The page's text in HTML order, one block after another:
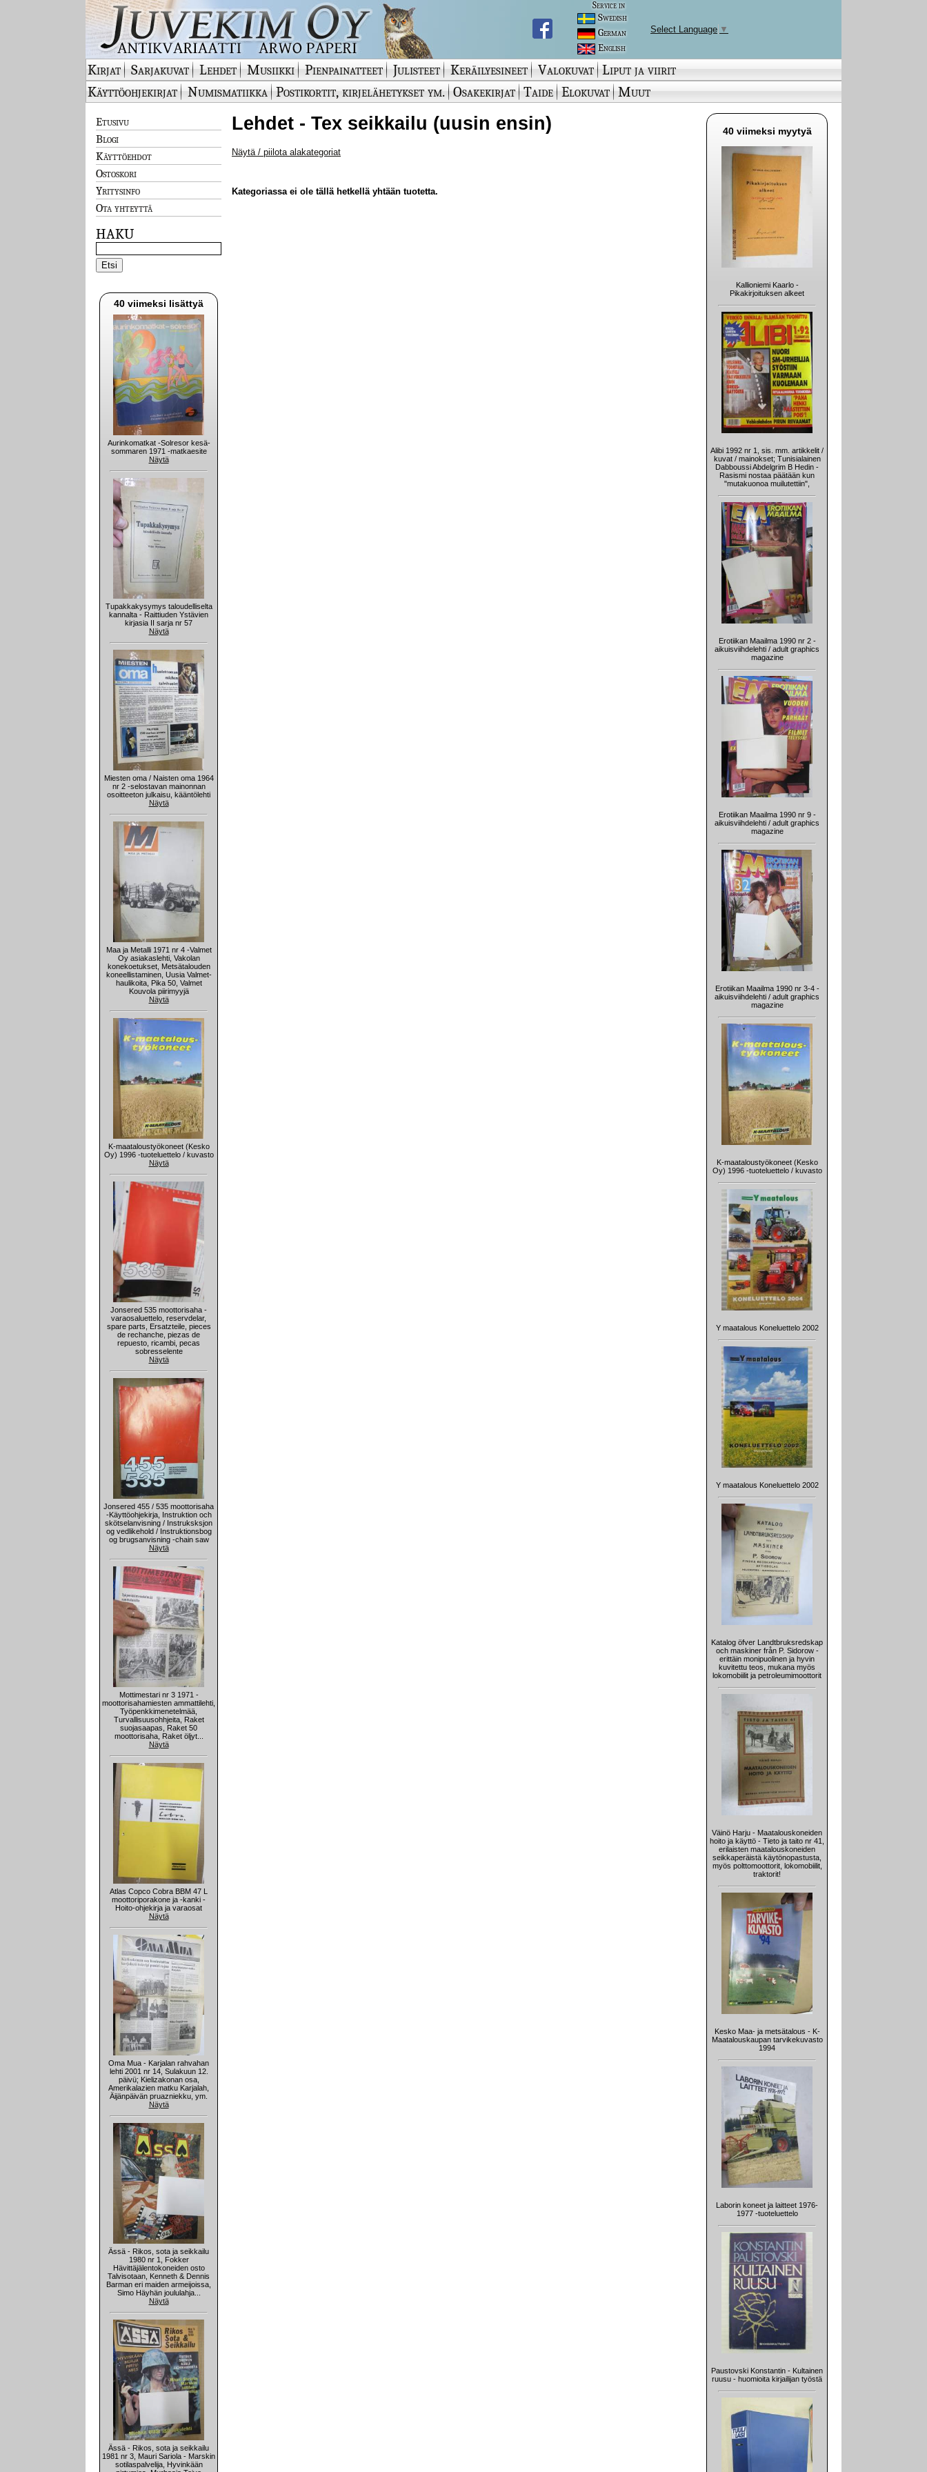
Service in
Swedish
German
English
Select Language ▼
Kirjat Sarjakuvat Lehdet Musiikki Pienpainatteet Julisteet Keräilyesineet Valokuvat Liput ja viirit
Käyttöohjekirjat
Numismatiikka Postikortit, kirjelähetykset ym. Osakekirjat Taide Elokuvat Muut
Etusivu
Blogi
Käyttöehdot
Ostoskori
Yritysinfo
Ota yhteyttä
HAKU
40 viimeksi lisättyä
Aurinkomatkat -Solresor kesä-
sommaren 1971 -matkaesite
Näytä
Tupakkakysymys taloudelliselta
kannalta - Raittiuden Ystävien
kirjasia II sarja nr 57
Näytä
Miesten oma / Naisten oma 1964
nr 2 -selostavan mainonnan
osoitteeton julkaisu, kääntölehti
Näytä
Maa ja Metalli 1971 nr 4 -Valmet
Oy asiakaslehti, Vakolan
konekoetukset, Metsätalouden
koneellistaminen, Uusia Valmet-
haulikoita, Pika 50, Valmet
Kouvola piirimyyjä
Näytä
K-maataloustyökoneet (Kesko
Oy) 1996 -tuoteluettelo / kuvasto
Näytä
Jonsered 535 moottorisaha -
varaosaluettelo, reservdelar,
spare parts, Ersatzteile, pieces
de rechanche, piezas de
repuesto, ricambi, pecas
sobresselente
Näytä
Jonsered 455 / 535 moottorisaha
-Käyttöohjekirja, Instruktion och
skötselanvisning / Instruksksjon
og vedlikehold / Instruktionsbog
og brugsanvisning -chain saw
Näytä
Mottimestari nr 3 1971 -
moottorisahamiesten ammattilehti,
Työpenkkimenetelmää,
Turvallisuusohhjeita, Raket
suojasaapas, Raket 50
moottorisaha, Raket öljyt...
Näytä
Atlas Copco Cobra BBM 47 L
moottoriporakone ja -kanki -
Hoito-ohjekirja ja varaosat
Näytä
Oma Mua - Karjalan rahvahan
lehti 2001 nr 14, Sulakuun 12.
päivü; Kielizakonan osa,
Amerikalazien matku Karjalah,
Äijänpäivän pruazniekku, ym.
Näytä
Ässä - Rikos, sota ja seikkailu
1980 nr 1, Fokker
Hävittäjälentokoneiden osto
Talvisotaan, Kenneth & Dennis
Barman eri maiden armeijoissa,
Simo Häyhän joululahja...
Näytä
Ässä - Rikos, sota ja seikkailu
1981 nr 3, Mauri Sariola - Marskin
sotilaspalvelija, Hyvinkään
Lehdet - Tex seikkailu (uusin ensin)
Näytä / piilota alakategoriat
Kategoriassa ei ole tällä hetkellä yhtään tuotetta.
40 viimeksi myytyä
Kallioniemi Kaarlo -
Pikakirjoituksen alkeet
Alibi 1992 nr 1, sis. mm. artikkelit /
kuvat / mainokset; Tunisialainen
Dabboussi Abdelgrim B Hedin -
Rasismi nostaa päätään kun
"mutakuonoa muilutettiin",
Erotiikan Maailma 1990 nr 2 -
aikuisviihdelehti / adult graphics
magazine
Erotiikan Maailma 1990 nr 9 -
aikuisviihdelehti / adult graphics
magazine
Erotiikan Maailma 1990 nr 3-4 -
aikuisviihdelehti / adult graphics
magazine
K-maataloustyökoneet (Kesko
Oy) 1996 -tuoteluettelo / kuvasto
Y maatalous Koneluettelo 2002
Y maatalous Koneluettelo 2002
Katalog öfver Landtbruksredskap
och maskiner från P. Sidorow -
erittäin monipuolinen ja hyvin
kuvitettu teos, mukana myös
lokomobiilit ja petroleumimoottorit
Väinö Harju - Maatalouskoneiden
hoito ja käyttö - Tieto ja taito nr 41,
erilaisten maatalouskoneiden
seikkaperäistä käytönopastusta,
myös polttomoottorit, lokomobiilit,
traktorit!
Kesko Maa- ja metsätalous - K-
Maatalouskaupan tarvikekuvasto
1994
Laborin koneet ja laitteet 1976-
1977 -tuoteluettelo
Paustovski Konstantin - Kultainen
ruusu - huomioita kirjailijan työstä